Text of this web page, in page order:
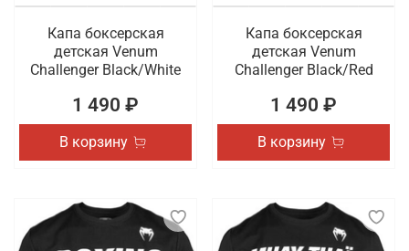
Капа боксерская
детская Venum
Challenger Black/White
1 490 ₽
В корзину
Капа боксерская
детская Venum
Challenger Black/Red
1 490 ₽
В корзину